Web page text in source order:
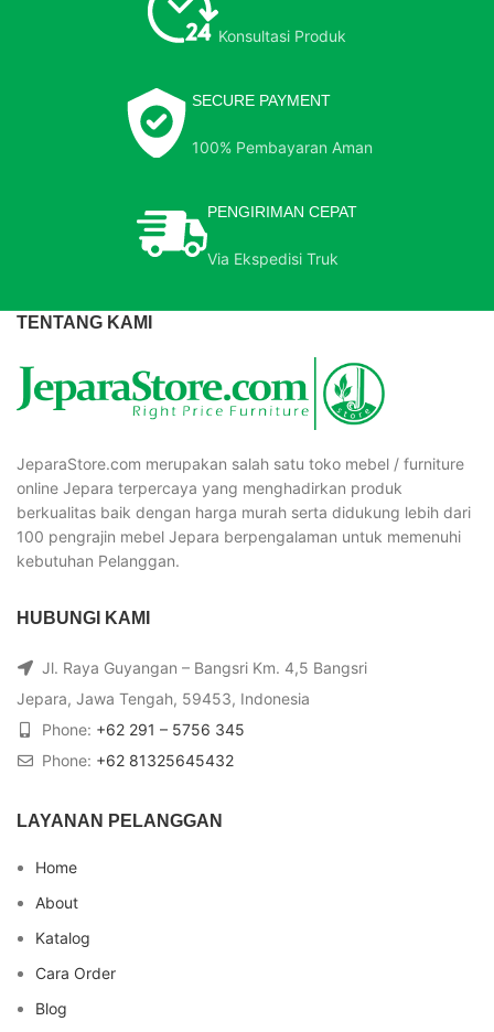
Konsultasi Produk
SECURE PAYMENT
100% Pembayaran Aman
PENGIRIMAN CEPAT
Via Ekspedisi Truk
TENTANG KAMI
JeparaStore.com merupakan salah satu toko mebel / furniture
online Jepara terpercaya yang menghadirkan produk
berkualitas baik dengan harga murah serta didukung lebih dari
100 pengrajin mebel Jepara berpengalaman untuk memenuhi
kebutuhan Pelanggan.
HUBUNGI KAMI
Jl. Raya Guyangan – Bangsri Km. 4,5 Bangsri
Jepara, Jawa Tengah, 59453, Indonesia
Phone: +62 291 – 5756 345
Phone: +62 81325645432
LAYANAN PELANGGAN
Home
About
Katalog
Cara Order
Blog